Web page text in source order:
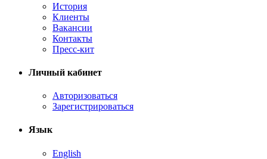
История
Клиенты
Вакансии
Контакты
Пресс-кит
Личный кабинет
Авторизоваться
Зарегистрироваться
Язык
English